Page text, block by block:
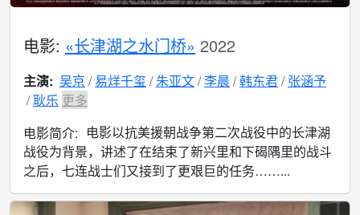
电影: «长津湖之水门桥» 2022
主演: 吴京 易烊千玺 朱亚文 李晨 韩东君 张涵予
耿乐 更多
电影简介: 电影以抗美援朝战争第二次战役中的长津湖
战役为背景，讲述了在结束了新兴里和下碣隅里的战斗
之后，七连战士们又接到了更艰巨的任务……...